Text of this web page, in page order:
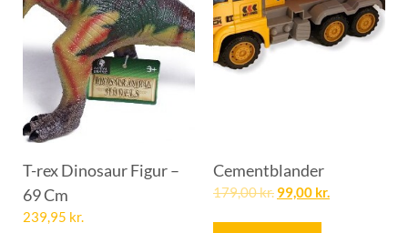
T-rex Dinosaur Figur –
69 Cm
239,95 kr.
Cementblander
179,00kr. 99,00 kr.